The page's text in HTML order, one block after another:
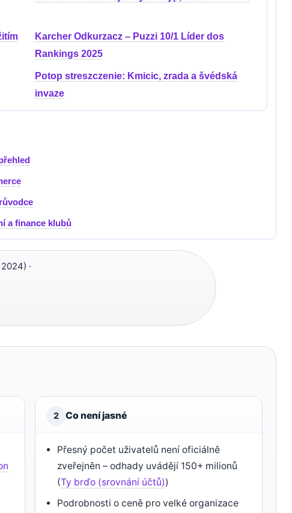
Karcher Odkurzacz – Puzzi 10/1 Líder dos
Rankings 2025
Potop streszczenie: Kmicic, zrada a švédská
invaze
a finance klubů
·
2 Co není jasné
Přesný počet uživatelů není oficiálně
zveřejněn – odhady uvádějí 150+ milionů
(Ty brďo (srovnání účtů))
Podrobnosti o ceně pro velké organizace